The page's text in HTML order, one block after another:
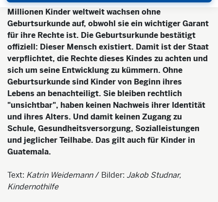
Millionen Kinder weltweit wachsen ohne
Geburtsurkunde auf, obwohl sie ein wichtiger Garant
für ihre Rechte ist. Die Geburtsurkunde bestätigt
offiziell: Dieser Mensch existiert. Damit ist der Staat
verpflichtet, die Rechte dieses Kindes zu achten und
sich um seine Entwicklung zu kümmern. Ohne
Geburtsurkunde sind Kinder von Beginn ihres
Lebens an benachteiligt. Sie bleiben rechtlich
"unsichtbar", haben keinen Nachweis ihrer Identität
und ihres Alters. Und damit keinen Zugang zu
Schule, Gesundheitsversorgung, Sozialleistungen
und jeglicher Teilhabe. Das gilt auch für Kinder in
Guatemala.
Text: Katrin Weidemann/ Bilder: Jakob Studnar,
Kindernothilfe